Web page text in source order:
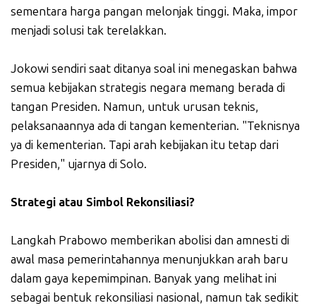
sementara harga pangan melonjak tinggi. Maka, impor
menjadi solusi tak terelakkan.
Jokowi sendiri saat ditanya soal ini menegaskan bahwa
semua kebijakan strategis negara memang berada di
tangan Presiden. Namun, untuk urusan teknis,
pelaksanaannya ada di tangan kementerian. "Teknisnya
ya di kementerian. Tapi arah kebijakan itu tetap dari
Presiden," ujarnya di Solo.
Strategi atau Simbol Rekonsiliasi?
Langkah Prabowo memberikan abolisi dan amnesti di
awal masa pemerintahannya menunjukkan arah baru
dalam gaya kepemimpinan. Banyak yang melihat ini
sebagai bentuk rekonsiliasi nasional, namun tak sedikit